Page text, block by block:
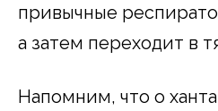
привычные
а затем переходит в
Напомним, что о